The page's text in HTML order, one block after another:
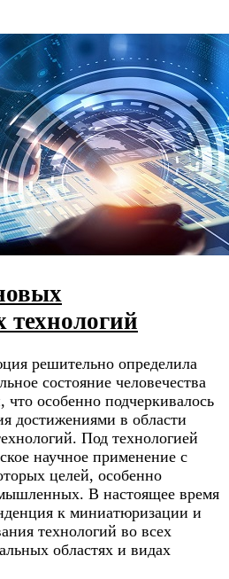
решительно определила
состояние человечества
что особенно подчеркивалось
достижениями в области
Под технологией
научное применение с
целей, особенно
В настоящее время
к миниатюризации и
технологий во всех
областях и видах